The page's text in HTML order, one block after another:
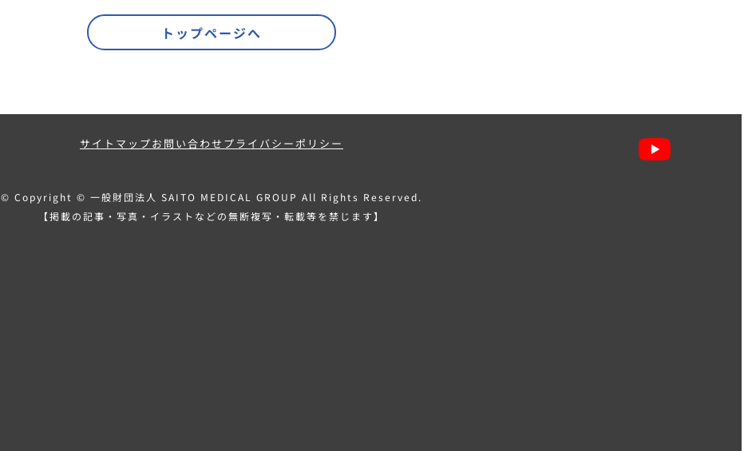
トップページへ
サイトマップお問い合わせ プライバシーポリシー
© Copyright © 一般財団法人 SAITO MEDICAL GROUP All Rights Reserved.
【掲載の記事・写真・イラストなどの無断複写・転載等を禁じます】